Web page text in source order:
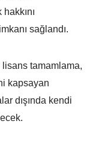
sağlandı.
lisans tamamlama,
kapsayan
dışında kendi